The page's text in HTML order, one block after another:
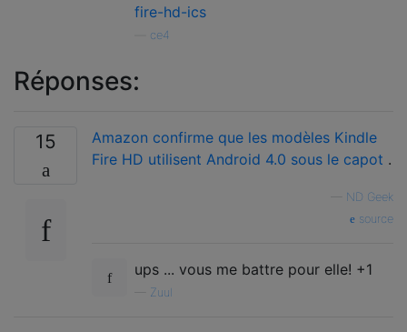
fire-hd-ics
ce4
Réponses:
15
Amazon confirme que les modèles Kindle
Fire HD utilisent Android 4.0 sous le capot .
ND Geek
source
ups ... vous me battre pour elle! +1
Zuul